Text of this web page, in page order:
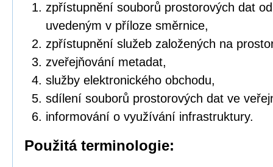
zpřístupnění souborů prostorových dat
uvedeným v příloze směrnice,
zpřístupnění služeb založených na
zveřejňování metadat,
služby elektronického obchodu,
sdílení souborů prostorových dat ve
informování o využívání infrastruktury.
Použitá terminologie: